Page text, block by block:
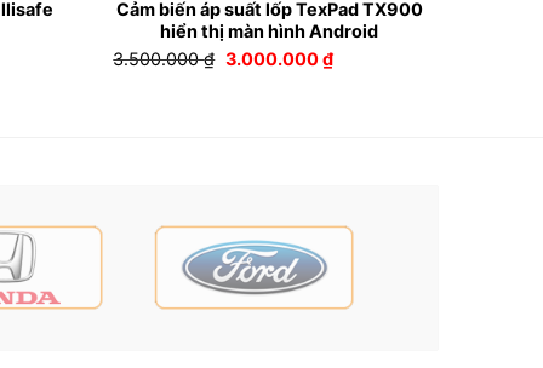
Cảm biến áp suất lốp TexPad TX900
hiển thị màn hình Android
3.500.000₫ Giá
3.000.000₫Giá
hiện